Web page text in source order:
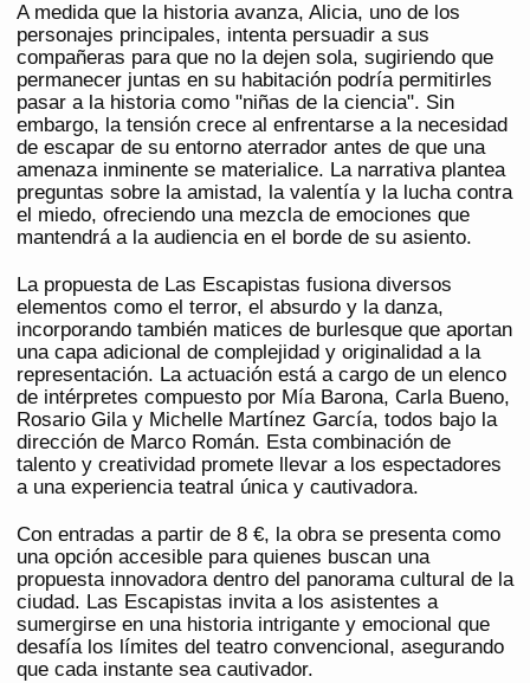
A medida que la historia avanza, Alicia, uno de los
personajes principales, intenta persuadir a sus
compañeras para que no la dejen sola, sugiriendo que
permanecer juntas en su habitación podría permitirles
pasar a la historia como "niñas de la ciencia". Sin
embargo, la tensión crece al enfrentarse a la necesidad
de escapar de su entorno aterrador antes de que una
amenaza inminente se materialice. La narrativa plantea
preguntas sobre la amistad, la valentía y la lucha contra
el miedo, ofreciendo una mezcla de emociones que
mantendrá a la audiencia en el borde de su asiento.
La propuesta de Las Escapistas fusiona diversos
elementos como el terror, el absurdo y la danza,
incorporando también matices de burlesque que aportan
una capa adicional de complejidad y originalidad a la
representación. La actuación está a cargo de un elenco
de intérpretes compuesto por Mía Barona, Carla Bueno,
Rosario Gila y Michelle Martínez García, todos bajo la
dirección de Marco Román. Esta combinación de
talento y creatividad promete llevar a los espectadores
a una experiencia teatral única y cautivadora.
Con entradas a partir de 8 €, la obra se presenta como
una opción accesible para quienes buscan una
propuesta innovadora dentro del panorama cultural de la
ciudad. Las Escapistas invita a los asistentes a
sumergirse en una historia intrigante y emocional que
desafía los límites del teatro convencional, asegurando
que cada instante sea cautivador.